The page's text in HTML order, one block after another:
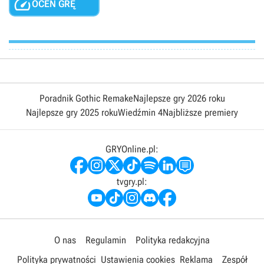
OCEŃ GRĘ
Poradnik Gothic RemakeNajlepsze gry 2026 roku
Najlepsze gry 2025 rokuWiedźmin 4Najbliższe premiery
GRYOnline.pl:
tvgry.pl:
O nas Regulamin
Polityka redakcyjna
Polityka prywatności Ustawienia cookies Reklama Zespół